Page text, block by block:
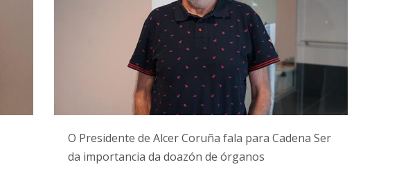
O Presidente de Alcer Coruña fala para Cadena Ser
da importancia da doazón de órganos